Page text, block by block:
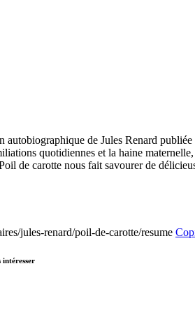
de Jules Renard
quotidiennes et la haine
de carotte nous fait savourer de
jules-renard/poil-de-carotte/resume